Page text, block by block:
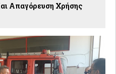
Απαγόρευση Χρήσης